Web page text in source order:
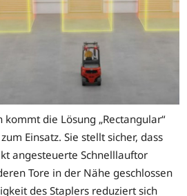
die Lösung „Rectangular“
Einsatz. Sie stellt sicher, dass
angesteuerte Schnelllauftor
Tore in der Nähe geschlossen
des Staplers reduziert sich